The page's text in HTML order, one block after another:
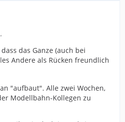
das Ganze (auch bei
Andere als Rücken freundlich
"aufbaut". Alle zwei Wochen,
Modellbahn-Kollegen zu